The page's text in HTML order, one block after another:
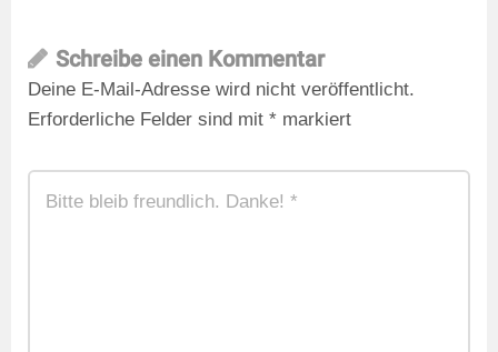
Schreibe einen Kommentar
Deine E-Mail-Adresse wird nicht veröffentlicht.
Erforderliche Felder sind mit * markiert